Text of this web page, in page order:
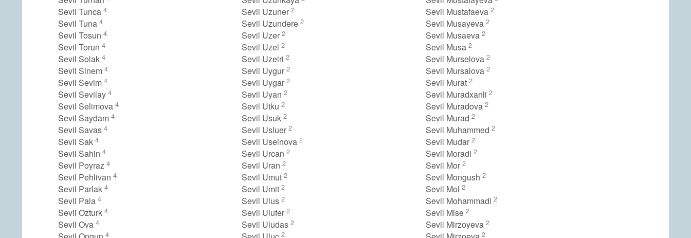
Sevil Tunca 4
Sevil Tuna 4
Sevil Tosun 4
Sevil Torun 4
Sevil Solak 4
Sevil Sinem 4
Sevil Sevim 4
Sevil Sevilay 4
Sevil Selimova 4
Sevil Saydam 4
Sevil Savas 4
Sevil Sak 4
Sevil Sahin 4
Sevil Poyraz 4
Sevil Pehlivan 4
Sevil Parlak 4
Sevil Pala 4
Sevil Ozturk 4
Sevil Ova 4
4
Sevil Uzuner2
Sevil Uzundere2
Sevil Uzer2
Sevil Uzel2
Sevil Uzeiri2
Sevil Uygur2
Sevil Uygar2
Sevil Uyan2
Sevil Utku2
Sevil Usuk2
Sevil Usluer2
Sevil Useinova2
Sevil Urcan2
Sevil Uran2
Sevil Umut2
Sevil Umit2
Sevil Ulus2
Sevil Ulufer2
Sevil Uludas2
2
Sevil Mustafaeva 2
Sevil Musayeva 2
Sevil Musaeva 2
Sevil Musa 2
Sevil Murselova 2
Sevil Mursalova 2
Sevil Murat 2
Sevil Muradxanli 2
Sevil Muradova 2
Sevil Murad 2
Sevil Muhammed 2
Sevil Mudar 2
Sevil Moradi 2
Sevil Mor 2
Sevil Mongush 2
Sevil Mol 2
Sevil Mohammadi 2
Sevil Mise 2
Sevil Mirzoyeva 2
2